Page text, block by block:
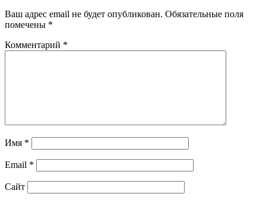
Ваш адрес email не будет опубликован. Обязательные поля
помечены *
Комментарий *
Имя *
Email *
Сайт